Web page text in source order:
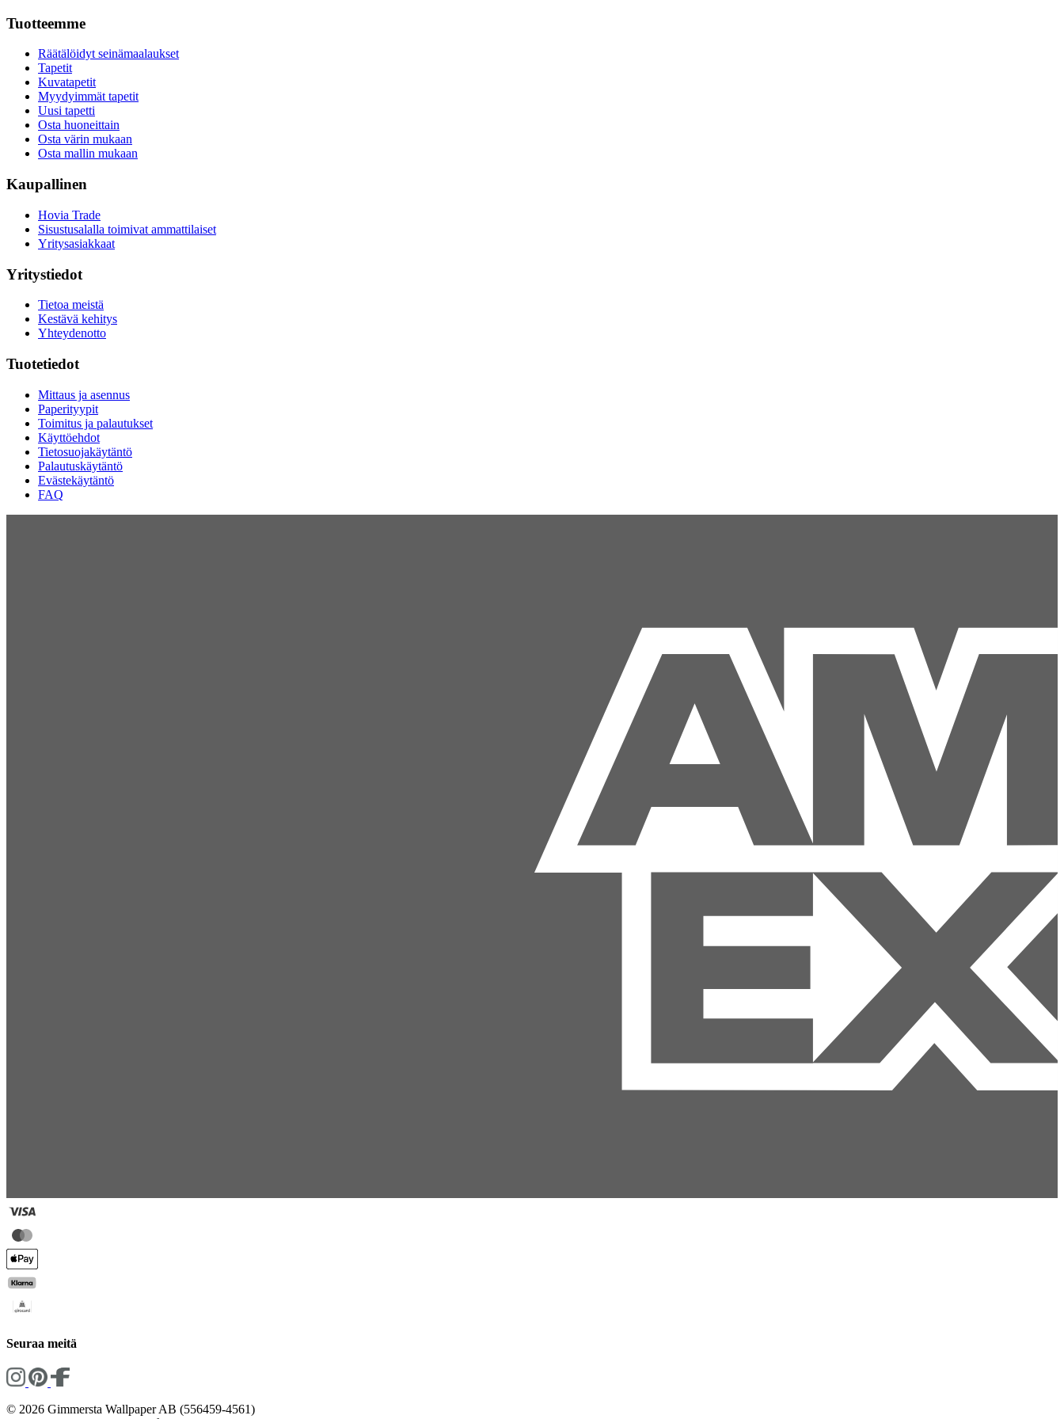
Tuotteemme
Räätälöidyt seinämaalaukset
Tapetit
Kuvatapetit
Myydyimmät tapetit
Uusi tapetti
Osta huoneittain
Osta värin mukaan
Osta mallin mukaan
Kaupallinen
Hovia Trade
Sisustusalalla toimivat ammattilaiset
Yritysasiakkaat
Yritystiedot
Tietoa meistä
Kestävä kehitys
Yhteydenotto
Tuotetiedot
Mittaus ja asennus
Paperityypit
Toimitus ja palautukset
Käyttöehdot
Tietosuojakäytäntö
Palautuskäytäntö
Evästekäytäntö
FAQ
Seuraa meitä
© 2026 Gimmersta Wallpaper AB (556459-4561)